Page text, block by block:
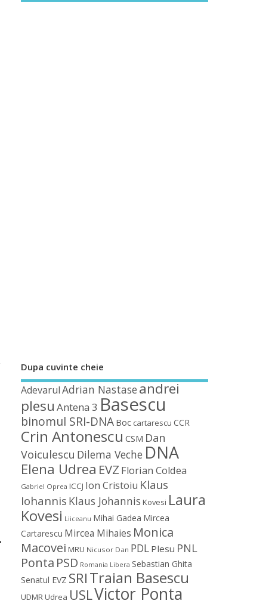
Dupa cuvinte cheie
Adevarul Adrian Nastaseandrei
plesu Antena 3 Basescu
binomul SRI-DNA Boc cartarescu CCR
Crin Antonescu CSM Dan
Voiculescu Dilema Veche DNA
Elena Udrea EVZ Florian Coldea
Gabriel Oprea ICCJ Ion Cristoiu Klaus
Iohannis Klaus Johannis Kovesi Laura
Kovesi Liiceanu Mihai Gadea Mircea
Cartarescu Mircea Mihaies Monica
Macovei MRU Nicusor Dan PDL Plesu PNL
Ponta PSD Romania Libera Sebastian Ghita
Senatul EVZ SRITraian Basescu
UDMRUdrea USLVictor Ponta